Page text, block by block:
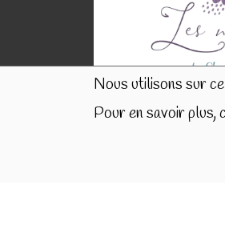
Nous utilisons sur
Pour en savoir plus,